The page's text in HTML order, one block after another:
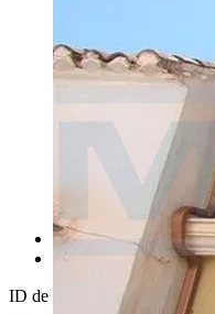
ID de la propiedad: